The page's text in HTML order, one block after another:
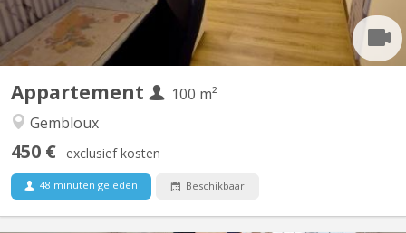
Appartement
100 m²
Gembloux
450 € exclusief kosten
48 minuten geleden Beschikbaar